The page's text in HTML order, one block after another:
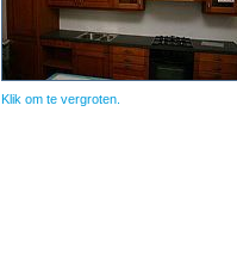
Klik om te vergroten.